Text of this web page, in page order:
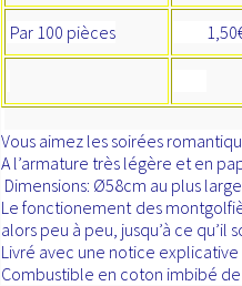
Par 100 pièces
Vous aimez les soirées
A l’armature très légère et en
Dimensions: Ø58cm au plus
Le fonctionement des
alors peu à peu, jusqu’à ce
Livré avec une notice
Combustible en coton imbibé